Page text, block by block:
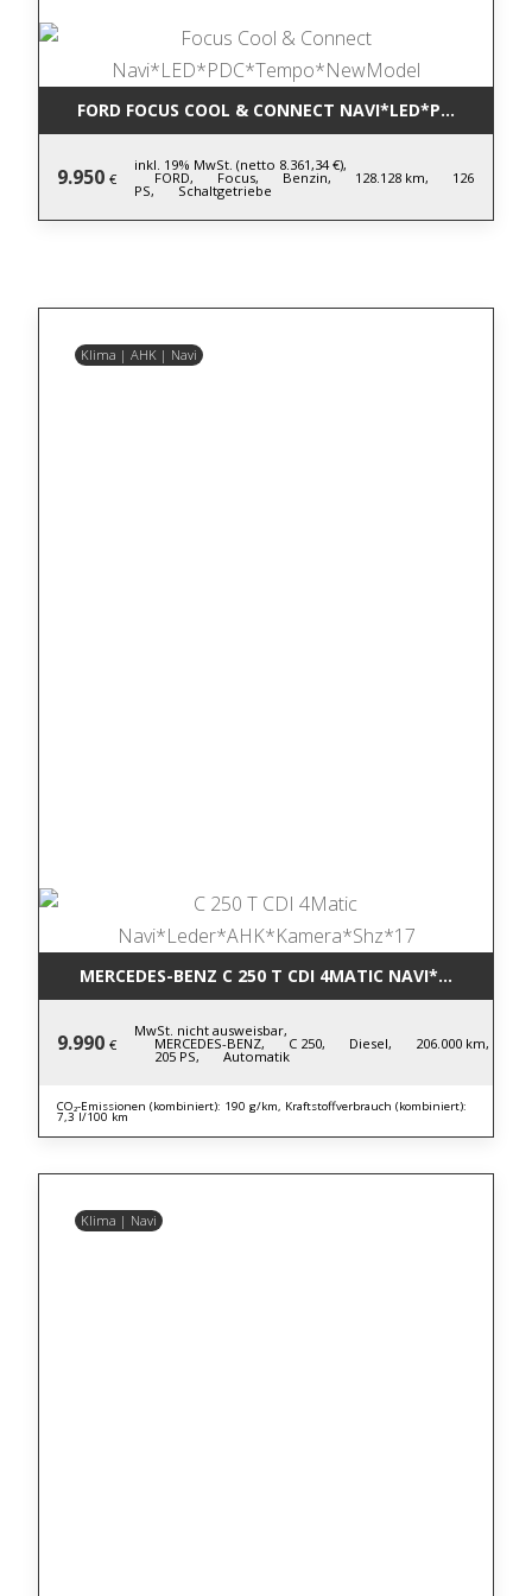
FORD FOCUS COOL & CONNECT
9.950 €
inkl. 19% MwSt. (netto 8.361,34 €),
FORD, Focus, Benzin, 128.128 km, 126
PS, Schaltgetriebe
Klima | AHK | Navi
MERCEDES-BENZ C 250 T CDI 4MATIC
9.990 €
MwSt. nicht ausweisbar,
MERCEDES-BENZ, C 250, Diesel, 206.000 km,
205 PS, Automatik
CO₂-Emissionen (kombiniert): 190 g/km, Kraftstoffverbrauch (kombiniert):
7,3 l/100 km
Klima | Navi